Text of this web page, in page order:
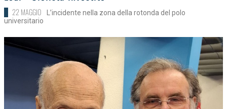
22 MAGGIO
L’incidente nella zona della rotonda del polo
universitario